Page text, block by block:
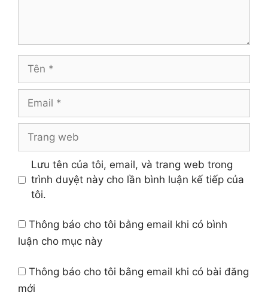
web
Lưu tên của tôi, email, và trang web trong
trình duyệt này cho lần bình luận kế tiếp của
tôi.
Thông báo cho tôi bằng email khi có bình
luận cho mục này
Thông báo cho tôi bằng email khi có bài đăng
mới